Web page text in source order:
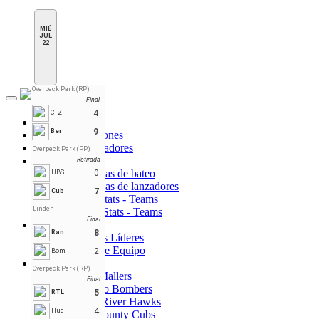
MIÉ
JUL
22
Overpeck Park (RP)
Final
CTZ
4
Ber 9
Overpeck Park (PP)
Retirada
UBS
0
Cub 7
Linden
Final
Ran
8
Bom 2
Overpeck Park (RP)
Final
RTL
5
Hud 4
Toggle
navigation
Inicio
Tabla de Posiciones
Horario y Marcadores
Estadísticas
Estadísticas de bateo
Estadísticas de lanzadores
Batting Stats - Teams
Pitching Stats - Teams
Líderes
Jugadores Líderes
Líderes de Equipo
Teams
Bergen Mallers
DiMaggio Bombers
Hudson River Hawks
Morris County Cubs